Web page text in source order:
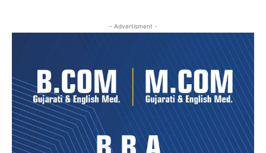
- Advertisment -